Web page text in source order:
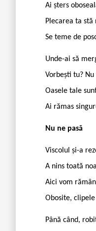
Ai șters
Plecarea ta
Se teme de
Unde-ai să
Vorbești tu?
Oasele tale
Ai rămas
Nu ne pasă
Viscolul și-a
A nins toată
Aici vom
Obosite,
Până când,